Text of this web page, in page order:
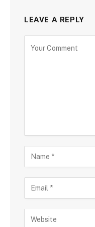
LEAVE A REPLY